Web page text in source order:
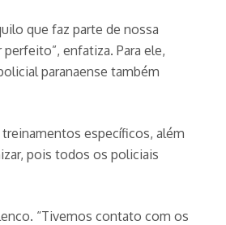
que faz parte de nossa
enfatiza. Para ele,
paranaense também
específicos, além
pois todos os policiais
“Tivemos contato com os